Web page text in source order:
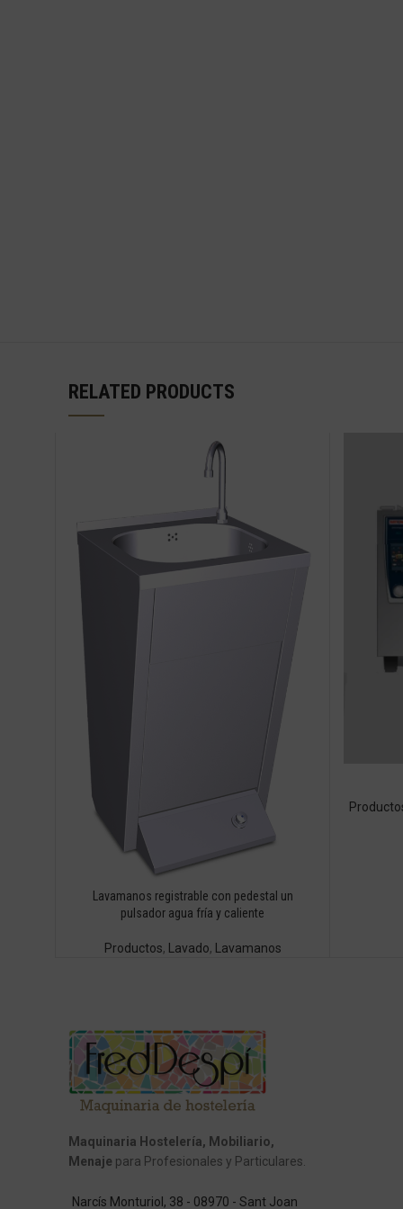
RELATED PRODUCTS
Lavamanos registrable con pedestal un
pulsador agua fría y caliente
Productos, Lavado, Lavamanos
Maquinaria Hostelería, Mobiliario,
Menaje para Profesionales y Particulares.
Narcís Monturiol, 38 - 08970 - Sant Joan